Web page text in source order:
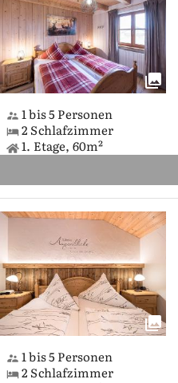
1 bis 5 Personen
2 Schlafzimmer
1. Etage, 60m²
1 bis 5 Personen
2 Schlafzimmer